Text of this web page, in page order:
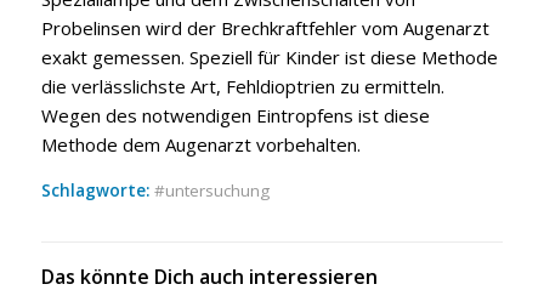
Probelinsen wird der Brechkraftfehler vom Augenarzt
exakt gemessen. Speziell für Kinder ist diese Methode
die verlässlichste Art, Fehldioptrien zu ermitteln.
Wegen des notwendigen Eintropfens ist diese
Methode dem Augenarzt vorbehalten.
Schlagworte: untersuchung
Das könnte Dich auch interessieren